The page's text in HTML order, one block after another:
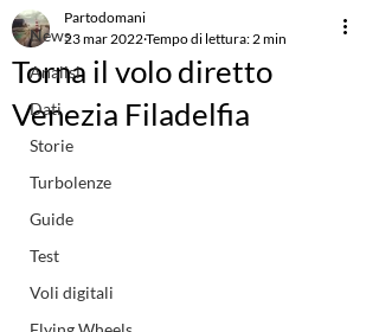
News
Analisi
Dati
Storie
Turbolenze
Guide
Test
Voli digitali
Torna il volo diretto
Venezia Filadelfia
Partodomani
23 mar 2022Tempo di lettura: 2 min